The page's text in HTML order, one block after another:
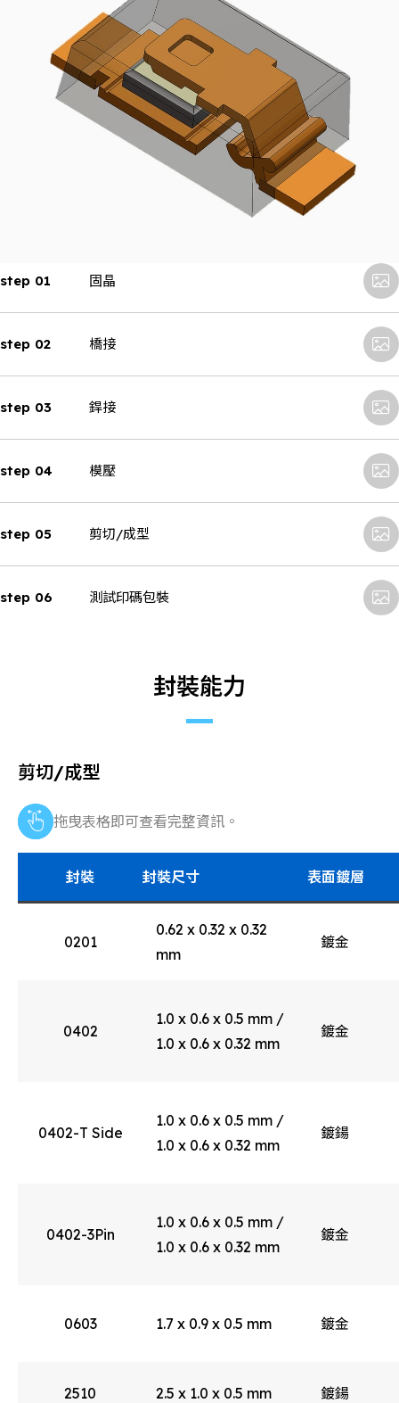
step 01 固晶
step 02 橋接
step 03 銲接
step 04 模壓
step 05 剪切/成型
step 06 測試印碼包裝
封裝能力
剪切/成型
拖曳表格即可查看完整資訊。
封裝 封裝尺寸 表面鍍層
0201
0.62 x 0.32 x 0.32
mm
鍍金
0402
1.0 x 0.6 x 0.5 mm /
1.0 x 0.6 x 0.32 mm
鍍金
0402-T Side
1.0 x 0.6 x 0.5 mm /
1.0 x 0.6 x 0.32 mm
鍍鍚
0402-3Pin
1.0 x 0.6 x 0.5 mm /
1.0 x 0.6 x 0.32 mm
鍍金
0603 1.7 x 0.9 x 0.5 mm 鍍金
2510 2.5 x 1.0 x 0.5 mm 鍍鍚